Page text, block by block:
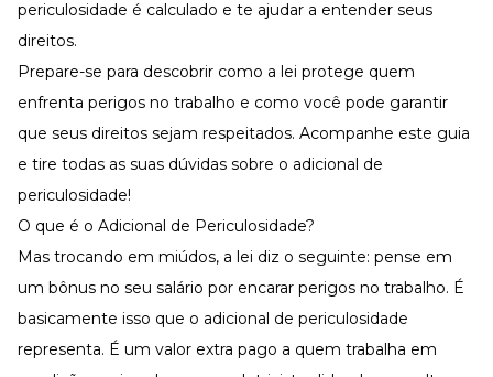
Todos os Materiais Gratuitos
Confira nossos materiais
E-book
Ferramentas e Templates
Para agilizar o seu trabalho
Conteúdo prático e rápido
Kits
Materiais centralizados
Lives
Newsletters
periculosidade é calculado e te ajudar a entender seus
direitos.
Prepare-se para descobrir como a lei protege quem
enfrenta perigos no trabalho e como você pode garantir
que seus direitos sejam respeitados. Acompanhe este guia
e tire todas as suas dúvidas sobre o adicional de
periculosidade!
O que é o Adicional de Periculosidade?
Mas trocando em miúdos, a lei diz o seguinte: pense em
um bônus no seu salário por encarar perigos no trabalho. É
basicamente isso que o adicional de periculosidade
representa. É um valor extra pago a quem trabalha em